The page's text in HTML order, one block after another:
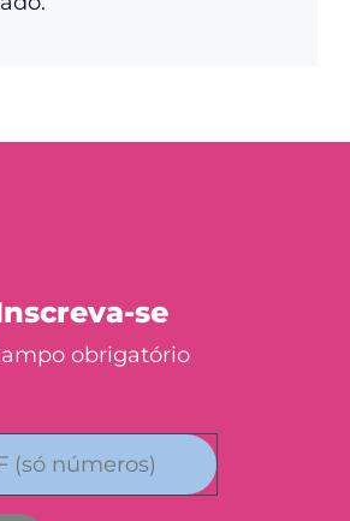
se
obrigatório